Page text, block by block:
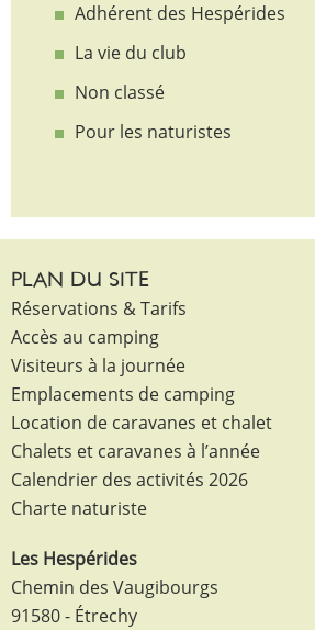
Adhérent des Hespérides
La vie du club
Non classé
Pour les naturistes
PLAN DU SITE
Réservations & Tarifs
Accès au camping
Visiteurs à la journée
Emplacements de camping
Location de caravanes et chalet
Chalets et caravanes à l’année
Calendrier des activités 2026
Charte naturiste
Les Hespérides
Chemin des Vaugibourgs
91580 - Étrechy